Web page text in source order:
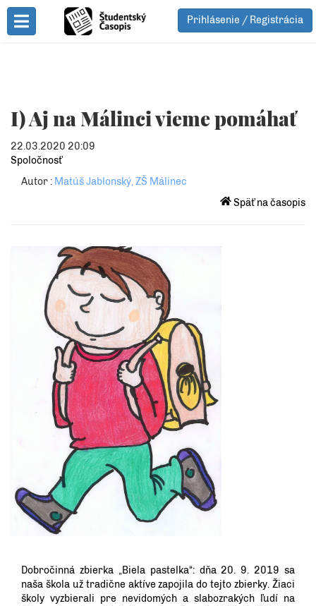
Toggle Menu
Prihlásenie / Registrácia
I) Aj na Málinci vieme pomáhať
22.03.2020 20:09
Spoločnosť
Autor : Matúš Jablonský, ZŠ Málinec
Späť na časopis
Dobročinná zbierka „Biela pastelka“: dňa 20. 9. 2019 sa
naša škola už tradične aktíve zapojila do tejto zbierky. Žiaci
školy vyzbierali pre nevidomých a slabozrakých ľudí na